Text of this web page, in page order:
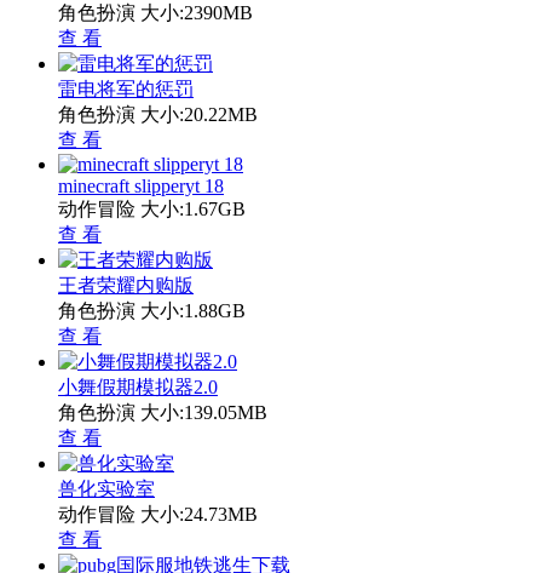
角色扮演 大小:2390MB
查 看
雷电将军的惩罚
角色扮演 大小:20.22MB
查 看
minecraft slipperyt 18
动作冒险 大小:1.67GB
查 看
王者荣耀内购版
角色扮演 大小:1.88GB
查 看
小舞假期模拟器2.0
角色扮演 大小:139.05MB
查 看
兽化实验室
动作冒险 大小:24.73MB
查 看